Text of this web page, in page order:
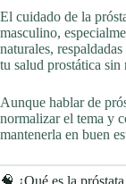
El cuidado de la
masculino,
naturales,
tu salud prostática sin
Aunque hablar de
normalizar el tema y
mantenerla en buen
🧠 ¿Qué es la